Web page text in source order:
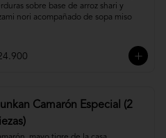
sobre base de arroz shari y
nori acompañado de sopa miso
Camarón Especial (2